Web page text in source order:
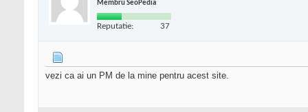
Membru SeoPedia
Reputatie: 37
vezi ca ai un PM de la mine pentru acest site.